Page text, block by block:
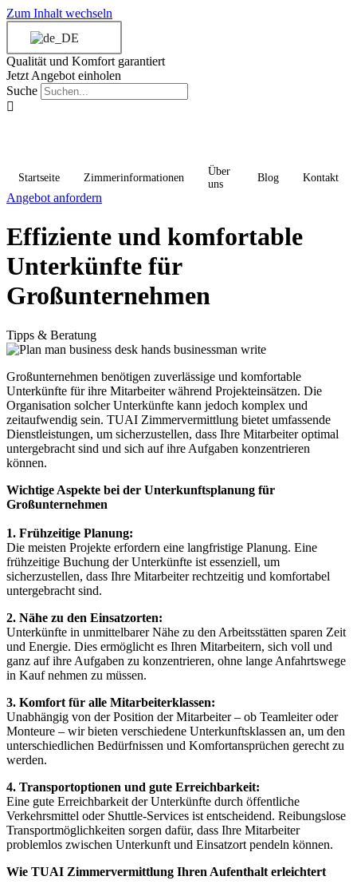
Zum Inhalt wechseln
Qualität und Komfort garantiert
Jetzt Angebot einholen
Suche
Startseite Zimmerinformationen
Über
uns
Blog Kontakt
Angebot anfordern
Effiziente und komfortable
Unterkünfte für
Großunternehmen
Tipps & Beratung
Großunternehmen benötigen zuverlässige und komfortable
Unterkünfte für ihre Mitarbeiter während Projekteinsätzen. Die
Organisation solcher Unterkünfte kann jedoch komplex und
zeitaufwendig sein. TUAI Zimmervermittlung bietet umfassende
Dienstleistungen, um sicherzustellen, dass Ihre Mitarbeiter optimal
untergebracht sind und sich auf ihre Aufgaben konzentrieren
können.
Wichtige Aspekte bei der Unterkunftsplanung für
Großunternehmen
1. Frühzeitige Planung:
Die meisten Projekte erfordern eine langfristige Planung. Eine
frühzeitige Buchung der Unterkünfte ist essenziell, um
sicherzustellen, dass Ihre Mitarbeiter rechtzeitig und komfortabel
untergebracht sind.
2. Nähe zu den Einsatzorten:
Unterkünfte in unmittelbarer Nähe zu den Arbeitsstätten sparen Zeit
und Energie. Dies ermöglicht es Ihren Mitarbeitern, sich voll und
ganz auf ihre Aufgaben zu konzentrieren, ohne lange Anfahrtswege
in Kauf nehmen zu müssen.
3. Komfort für alle Mitarbeiterklassen:
Unabhängig von der Position der Mitarbeiter – ob Teamleiter oder
Monteure – wir bieten verschiedene Unterkunftsklassen an, um den
unterschiedlichen Bedürfnissen und Komfortansprüchen gerecht zu
werden.
4. Transportoptionen und gute Erreichbarkeit:
Eine gute Erreichbarkeit der Unterkünfte durch öffentliche
Verkehrsmittel oder Shuttle-Services ist entscheidend. Reibungslose
Transportmöglichkeiten sorgen dafür, dass Ihre Mitarbeiter
problemlos zwischen Unterkunft und Einsatzort pendeln können.
Wie TUAI Zimmervermittlung Ihren Aufenthalt erleichtert